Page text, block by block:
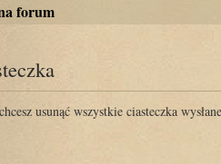
forum
usunąć wszystkie ciasteczka